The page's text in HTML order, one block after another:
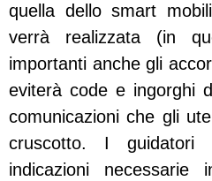
quella dello smart
verrà realizzata (in
importanti anche gli
eviterà code e ingorghi
comunicazioni che gli
cruscotto. I guidatori
indicazioni